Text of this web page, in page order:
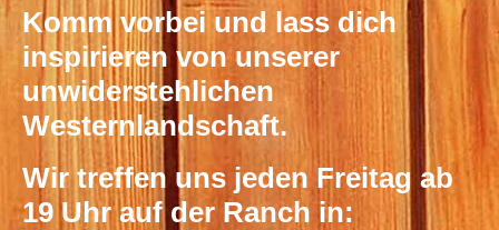
Komm vorbei und lass dich
inspirieren von unserer
unwiderstehlichen
Westernlandschaft.
Wir treffen uns jeden Freitag ab
19 Uhr auf der Ranch in: